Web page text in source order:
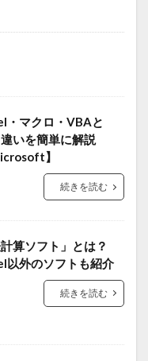
・マクロ・VBAと
いを簡単に解説
】
続きを読む
計算ソフト」とは？
以外のソフトも紹介
続きを読む